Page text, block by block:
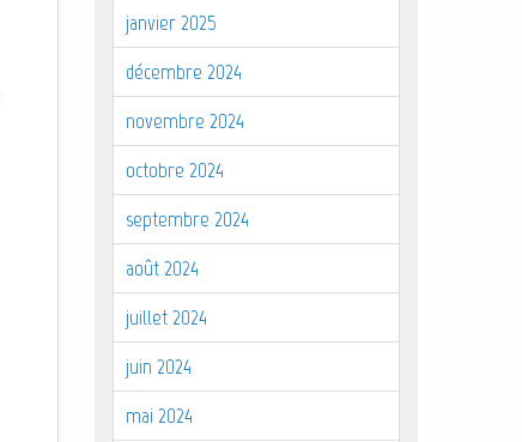
janvier 2025
décembre 2024
novembre 2024
octobre 2024
septembre 2024
août 2024
juillet 2024
juin 2024
mai 2024